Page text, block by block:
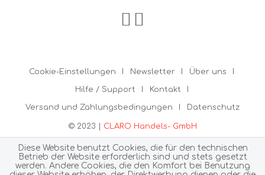
Cookie-Einstellungen Newsletter Über uns
Hilfe / Support Kontakt
Versand und Zahlungsbedingungen Datenschutz
© 2023 | CLARO Handels- GmbH
Diese Website benutzt Cookies, die für den technischen
Betrieb der Website erforderlich sind und stets gesetzt
werden. Andere Cookies, die den Komfort bei Benutzung